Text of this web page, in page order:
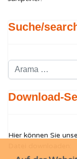
Suche/
Arama
Download-
Hier können Sie